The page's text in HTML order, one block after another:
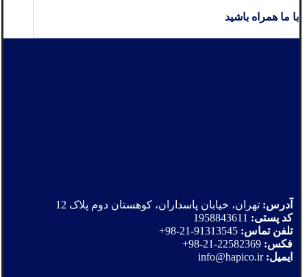
با ما همراه باشید
آدرس: تهران، خیابان پاسداران، کوهستان دوم پلاک 12
کد پستی:
تلفن تماس:
فکس:
ایمیل: info@hapico.ir